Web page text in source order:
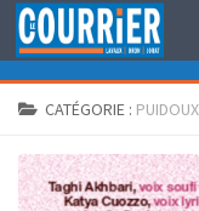
Au dessous du
CATÉGORIE : PUIDOUX